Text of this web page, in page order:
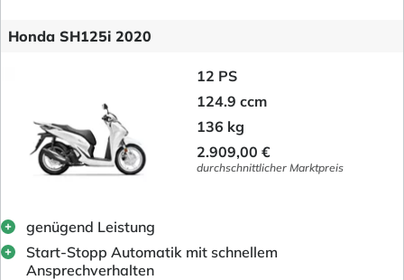
Honda SH125i 2020
12 PS
124.9 ccm
136 kg
2.909,00 €
durchschnittlicher Marktpreis
genügend Leistung
Start-Stopp Automatik mit schnellem
Ansprechverhalten